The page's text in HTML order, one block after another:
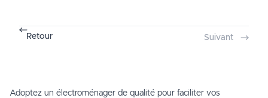
Retour Suivant
Adoptez un électroménager de qualité pour faciliter vos